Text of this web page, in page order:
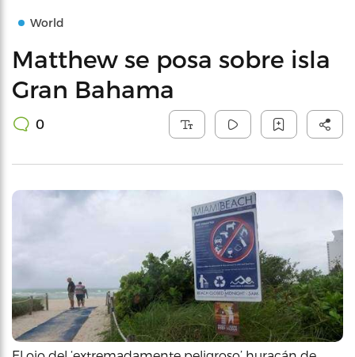
World
Matthew se posa sobre isla
Gran Bahama
0